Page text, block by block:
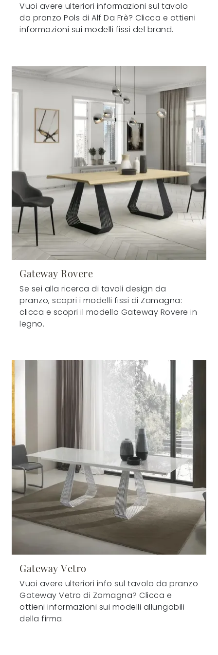
Vuoi avere ulteriori informazioni sul tavolo
da pranzo Pols di Alf Da Frè? Clicca e ottieni
informazioni sui modelli fissi del brand.
Gateway Rovere
Se sei alla ricerca di tavoli design da
pranzo, scopri i modelli fissi di Zamagna:
clicca e scopri il modello Gateway Rovere in
legno.
Gateway Vetro
Vuoi avere ulteriori info sul tavolo da pranzo
Gateway Vetro di Zamagna? Clicca e
ottieni informazioni sui modelli allungabili
della firma.